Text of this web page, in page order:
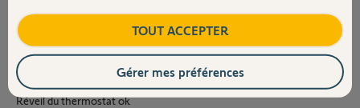
Clignotements rouge/vert
Connexion au réseau WIFI GATEWAY_xx via paramètres WIFI de
l'IPhone
Retour à l'application, clignotements bleus
Réveil du thermostat ok
TOUT ACCEPTER
Gérer mes préférences